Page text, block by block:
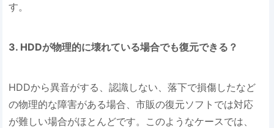
す。
3. HDDが物理的に壊れている場合でも復元できる？
HDDから異音がする、認識しない、落下で損傷したなど
の物理的な障害がある場合、市販の復元ソフトでは対応
が難しい場合がほとんどです。このようなケースでは、